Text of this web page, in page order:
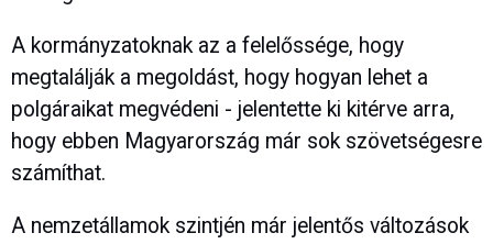
A kormányzatoknak az a felelőssége, hogy
megtalálják a megoldást, hogy hogyan lehet a
polgáraikat megvédeni - jelentette ki kitérve arra,
hogy ebben Magyarország már sok szövetségesre
számíthat.
A nemzetállamok szintjén már jelentős változások